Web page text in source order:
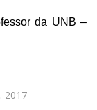
da UNB –
2017